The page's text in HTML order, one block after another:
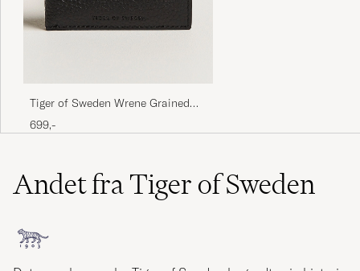
Tiger of Sweden Wrene Grained
Leather Wallet Black
699,-
Andet fra Tiger of Sweden